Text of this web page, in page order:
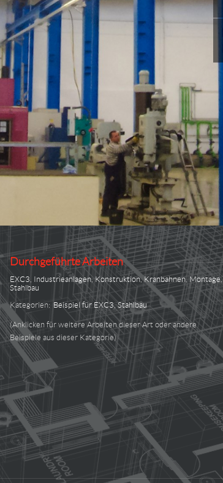
Durchgeführte Arbeiten
EXC3 Industrieanlagen,Konstruktion,Kranbahnen,Montage,
Stahlbau
Kategorien: Beispiel für EXC3,Stahlbau
(Anklicken für weitere Arbeiten dieser Art oder andere
Beispiele aus dieser Kategorie)